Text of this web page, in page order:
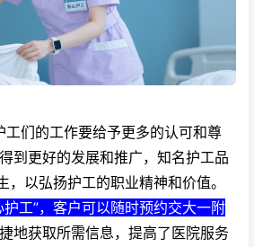
的工作要给予更多的认可和尊
到更好的发展和推广，知名护工品
，以弘扬护工的职业精神和价值。
工”，客户可以随时预约交大一附
地获取所需信息，提高了医院服务